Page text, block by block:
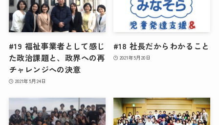
#19 福祉事業者として感じ
た政治課題と、政界への再
チャレンジへの決意
2021年5月24日
#18 社長だからわかること
2021年5月20日